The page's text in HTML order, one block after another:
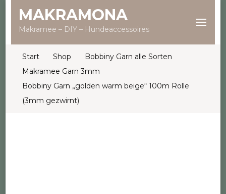
MAKRAMONA
Makramee – DIY – Hundeaccessoires
Start Shop
Bobbiny Garn alle Sorten
Makramee Garn 3mm
Bobbiny Garn „golden warm beige“ 100m Rolle
(3mm gezwirnt)